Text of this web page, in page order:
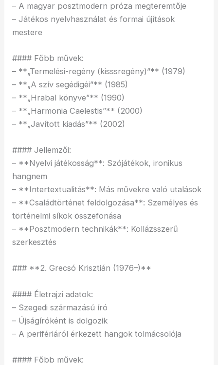
– A magyar posztmodern próza megteremtője
– Játékos nyelvhasználat és formai újítások
mestere
#### Főbb művek:
– **„Termelési-regény (kisssregény)”** (1979)
– **„A szív segédigéi”** (1985)
– **„Hrabal könyve”** (1990)
– **„Harmonia Caelestis”** (2000)
– **„Javított kiadás”** (2002)
#### Jellemzői:
– **Nyelvi játékosság**: Szójátékok, ironikus
hangnem
– **Intertextualitás**: Más művekre való utalások
– **Családtörténet feldolgozása**: Személyes és
történelmi síkok összefonása
– **Posztmodern technikák**: Kollázsszerű
szerkesztés
### **2. Grecsó Krisztián (1976–)**
#### Életrajzi adatok:
– Szegedi származású író
– Újságíróként is dolgozik
– A perifériáról érkezett hangok tolmácsolója
#### Főbb művek: